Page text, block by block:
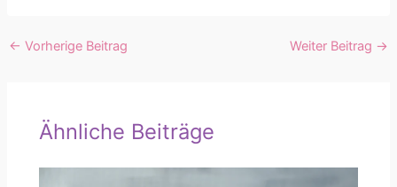
← Vorherige Beitrag Weiter Beitrag →
Ähnliche Beiträge